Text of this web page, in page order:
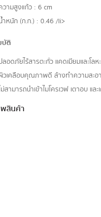
วามสูงแก้ว : 6 cm
ำหนัก (ก.ก.) : 0.46 /li>
ติ
ลอดภัยไร้สารตะกั่ว แคดเมียมและโลห
วเคลือบคุณภาพดี ล้างทำความสะอ
ม่สามารถนำเข้าไมโครเวฟ เตาอบ แล
สินค้า